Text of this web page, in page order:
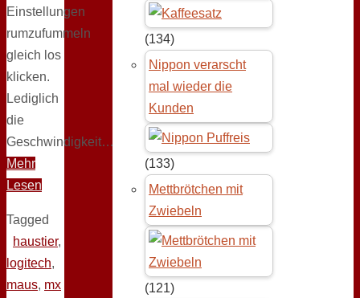
Einstellungen
rumzufummeln
gleich los
klicken.
Lediglich
die
Geschwindigkeit…
Mehr
Lesen
Tagged
haustier,
logitech,
maus, mx
(134)
Nippon verarscht
mal wieder die
Kunden
(133)
Mettbrötchen mit
Zwiebeln
(121)